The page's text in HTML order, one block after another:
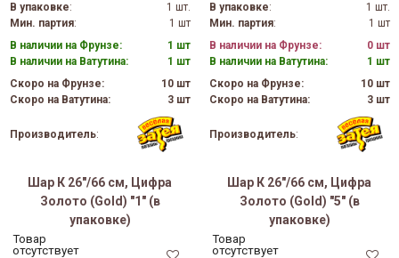
В упаковке:
1 шт.
Мин. партия:
1 шт
В наличии на Фрунзе:
1 шт
В наличии на Ватутина:
1 шт
Скоро на Фрунзе:
10 шт
Скоро на Ватутина:
3 шт
Производитель:
В упаковке:
1 шт.
Мин. партия:
1 шт
В наличии на Фрунзе:
0 шт
В наличии на Ватутина:
1 шт
Скоро на Фрунзе:
10 шт
Скоро на Ватутина:
3 шт
Производитель:
Шар К 26"/66 см, Цифра
Золото (Gold) "1" (в
упаковке)
Товар
отсутствует
Шар К 26"/66 см, Цифра
Золото (Gold) "5" (в
упаковке)
Товар
отсутствует